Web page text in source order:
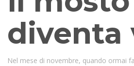
diventa
Nel mese di novembre, quando ormai